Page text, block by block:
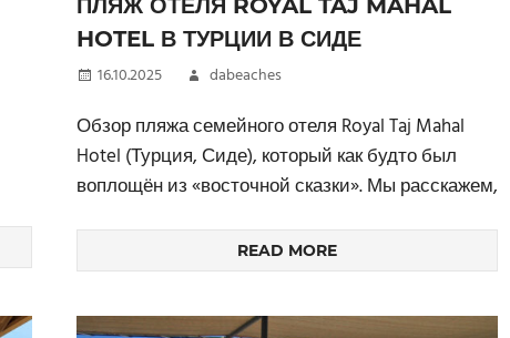
ПЛЯЖ ОТЕЛЯ ROYAL TAJ MAHAL
HOTEL В ТУРЦИИ В СИДЕ
16.10.2025 dabeaches
Обзор пляжа семейного отеля Royal Taj Mahal
Hotel (Турция, Сиде), который как будто был
воплощён из «восточной сказки». Мы расскажем,
READ MORE